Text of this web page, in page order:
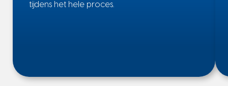
tijdens het hele proces.